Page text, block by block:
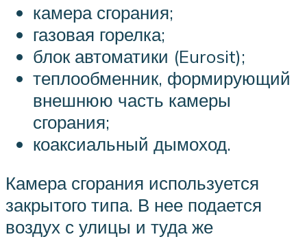
камера сгорания;
газовая горелка;
блок автоматики (Eurosit);
теплообменник, формирующий
внешнюю часть камеры
сгорания;
коаксиальный дымоход.
Камера сгорания используется
закрытого типа. В нее подается
воздух с улицы и туда же